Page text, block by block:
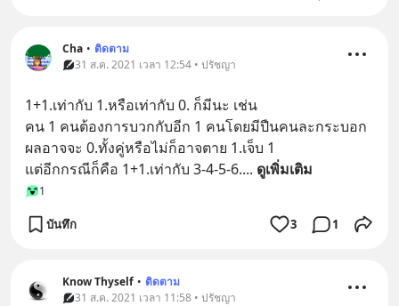
Cha • ติดตาม
31 ส.ค. 2021 เวลา 12:54 • ปรัชญา
1+1.เท่ากับ 1.หรือเท่ากับ 0. ก็มีนะ เช่น
คน 1 คนต้องการบวกกับอีก 1 คนโดยมีปืนคนละกระบอก
ผลอาจจะ 0.ทั้งคู่หรือไม่ก็อาจตาย 1.เจ็บ 1
แต่อีกกรณีก็คือ 1+1.เท่ากับ 3-4-5-6.... ดูเพิ่มเติม
1
บันทึก 3 1
Know Thyself • ติดตาม
31 ส.ค. 2021 เวลา 11:58 • ปรัชญา